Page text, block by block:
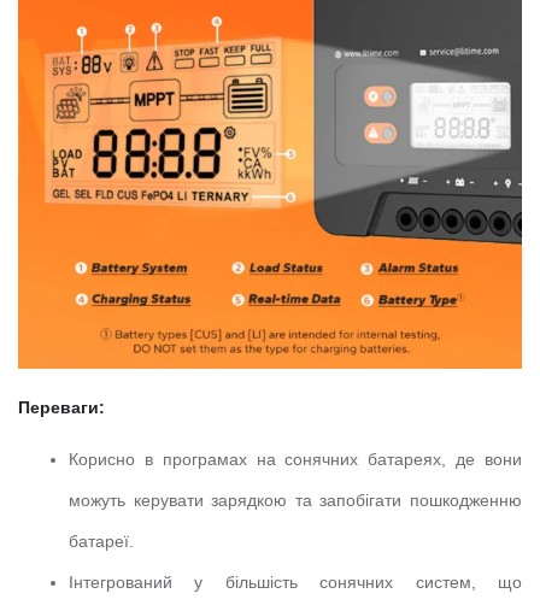
Переваги:
Корисно в програмах на сонячних батареях, де вони
можуть керувати зарядкою та запобігати пошкодженню
батареї.
Інтегрований у більшість сонячних систем, що